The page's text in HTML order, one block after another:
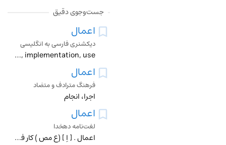
جست‌وجوی دقیق
اعمال
دیکشنری فارسی به انگلیسی
dispensation, enforcement, exercise, exertion, implementation, use
اعمال
فرهنگ مترادف و متضاد
اجرا، انجام
اعمال
لغت‌نامه دهخدا
اعمال . [ اِ ] (ع مص ) کار فرمودن . (غیاث اللغات ) (منتهی الارب ). کار فرمودن و در کار آوردن . (آنندراج ) (ناظم الاطباء). بر کار داشتن . (تاج المصادر بیهقی ). ب